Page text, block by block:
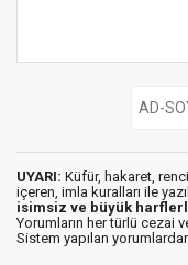
UYARI: Küfür, hakaret,
içeren, imla kuralları ile
isimsiz ve büyük
Yorumların her türlü cezai
Sistem yapılan